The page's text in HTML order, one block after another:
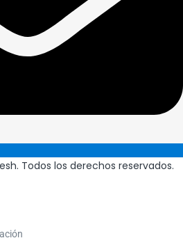
Todos los derechos reservados.